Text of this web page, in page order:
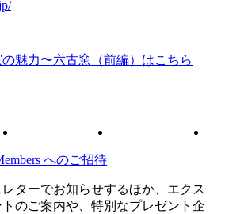
魅力〜六古窯（前編）はこちら
へのご招待
ターでお知らせするほか、エクス
のご案内や、特別なプレゼント企